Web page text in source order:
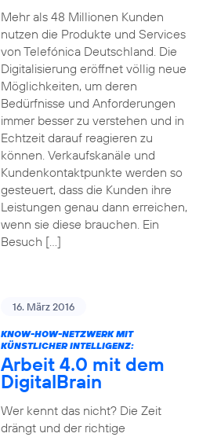
Mehr als 48 Millionen Kunden
nutzen die Produkte und Services
von Telefónica Deutschland. Die
Digitalisierung eröffnet völlig neue
Möglichkeiten, um deren
Bedürfnisse und Anforderungen
immer besser zu verstehen und in
Echtzeit darauf reagieren zu
können. Verkaufskanäle und
Kundenkontaktpunkte werden so
gesteuert, dass die Kunden ihre
Leistungen genau dann erreichen,
wenn sie diese brauchen. Ein
Besuch […]
16. März 2016
KNOW-HOW-NETZWERK MIT
KÜNSTLICHER INTELLIGENZ:
Arbeit 4.0 mit dem
DigitalBrain
Wer kennt das nicht? Die Zeit
drängt und der richtige